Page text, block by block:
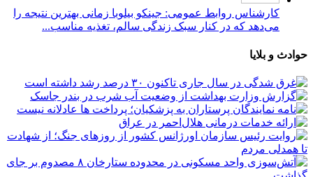
کارشناس روابط عمومی: جینکو بیلوبا زمانی بهترین نتیجه را
می‌دهد که در کنار سبک زندگی سالم، تغذیه مناسب...
حوادث و بلایا